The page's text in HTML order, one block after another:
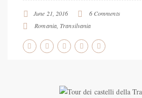
June 21, 2016
6 Comments
Romania,Transilvania